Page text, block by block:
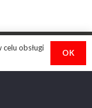
obsługi
OK